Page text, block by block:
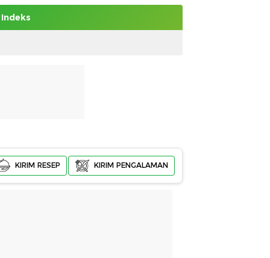
Indeks
KIRIM RESEP KIRIM PENGALAMAN